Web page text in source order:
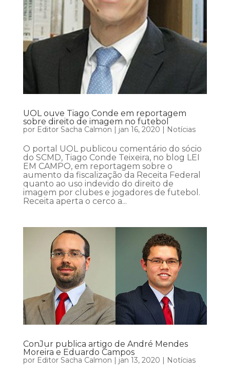
UOL ouve Tiago Conde em reportagem
sobre direito de imagem no futebol
por Editor Sacha Calmon | jan 16, 2020 | Notícias
O portal UOL publicou comentário do sócio
do SCMD, Tiago Conde Teixeira, no blog LEI
EM CAMPO, em reportagem sobre o
aumento da fiscalização da Receita Federal
quanto ao uso indevido do direito de
imagem por clubes e jogadores de futebol.
Receita aperta o cerco a...
ConJur publica artigo de André Mendes
Moreira e Eduardo Campos
por Editor Sacha Calmon | jan 13, 2020 | Notícias